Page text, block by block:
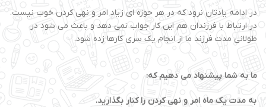
در ادامه یادتان نرود که در هر حوزه ای زیاد امر و نهی کردن خوب نیست.
در ارتباط با فرزندان هم این کار جواب نمی دهد و باعث می شود در
طولانی مدت فرزند ما از انجام یک سری کارها زده شود.
ما به شما پیشنهاد می دهیم که:
به مدت یک ماه امر و نهی کردن را کنار بگذارید.